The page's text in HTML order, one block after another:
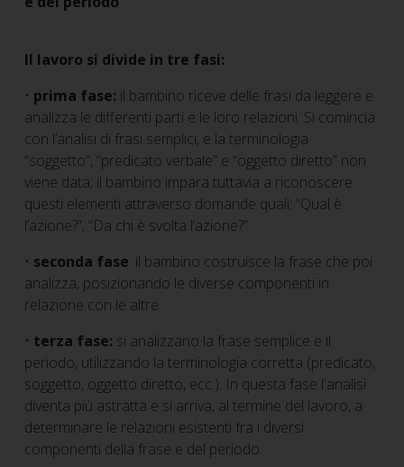
Il lavoro si divide in tre fasi:
• prima fase: il bambino riceve delle frasi da leggere e
analizza le differenti parti e le loro relazioni. Si comincia
con l’analisi di frasi semplici, e la terminologia
“soggetto”, “predicato verbale” e “oggetto diretto” non
viene data; il bambino impara tuttavia a riconoscere
questi elementi attraverso domande quali: “Qual è
l’azione?”, “Da chi è svolta l’azione?”
• seconda fase: il bambino costruisce la frase che poi
analizza, posizionando le diverse componenti in
relazione con le altre.
• terza fase: si analizzano la frase semplice e il
periodo, utilizzando la terminologia corretta (predicato,
soggetto, oggetto diretto, ecc.). In questa fase l'analisi
diventa più astratta e si arriva, al termine del lavoro, a
determinare le relazioni esistenti fra i diversi
componenti della frase e del periodo.